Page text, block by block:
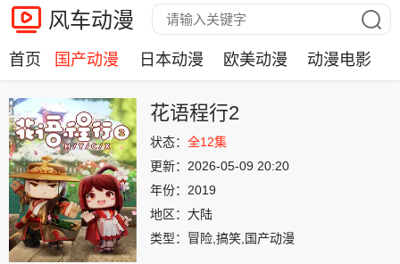
风车动漫
首页 国产动漫 日本动漫 欧美动漫 动漫电影
花语程行2
状态： 全12集
更新： 2026-05-09 20:20
年份： 2019
地区： 大陆
类型： 冒险,搞笑,国产动漫